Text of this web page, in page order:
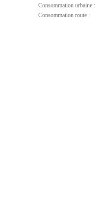
Consommation urbaine :
Consommation route :